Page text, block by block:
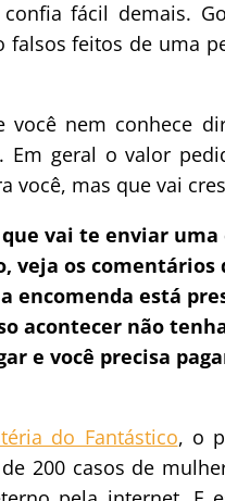
fácil demais.
falsos feitos de uma
você nem conhece
Em geral o valor
você, mas que vai
vai te enviar
veja os comentários
encomenda está
acontecer não
e você precisa
do Fantástico, o
200 casos de